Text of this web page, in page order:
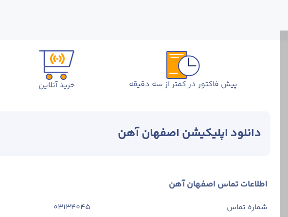
پیش فاکتور در کمتر از سه دقیقه خرید آنلاین
دانلود اپلیکیشن اصفهان آهن
اطلاعات تماس اصفهان آهن
شماره تماس 03134045